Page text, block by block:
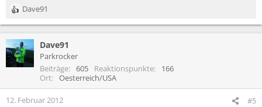
R
e
k
t
i
n
e
Dave91
Dave91
Parkrocker
Beiträge
605 Reaktionspunkte
166
Ort
Oesterreich/USA
12. Februar 2012 #5